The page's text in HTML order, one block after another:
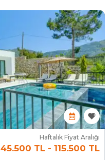
Haftalık Fiyat Aralığı
45.500 TL - 115.500 TL